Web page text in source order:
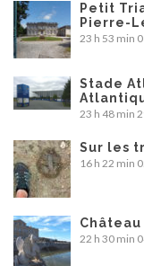
Petit
Pierre-
23 h 53 min
Stade
23 h 48 min
Sur les
16 h 22 min
22 h 30 min